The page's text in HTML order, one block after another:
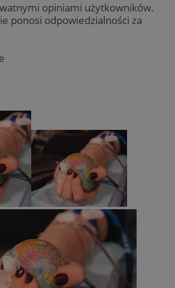
opiniami użytkowników.
ponosi odpowiedzialności za